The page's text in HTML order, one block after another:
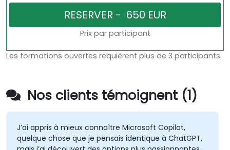
Prix par participant
Les formations ouvertes requièrent plus de 3 participants.
Nos clients témoignent (1)
J’ai appris à mieux connaître Microsoft Copilot,
quelque chose que je pensais identique à ChatGPT,